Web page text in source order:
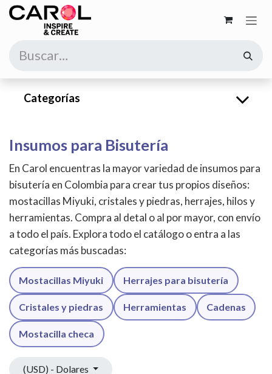
Ir al contenido
Categorías
Insumos para Bisutería
En Carol encuentras la mayor variedad de insumos para
bisutería en Colombia para crear tus propios diseños:
mostacillas Miyuki, cristales y piedras, herrajes, hilos y
herramientas. Compra al detal o al por mayor, con envío
a todo el país. Explora todo el catálogo o entra a las
categorías más buscadas:
Mostacillas Miyuki Herrajes para bisutería
Cristales y piedras Herramientas Cadenas
Mostacilla checa
(USD) - Dolares